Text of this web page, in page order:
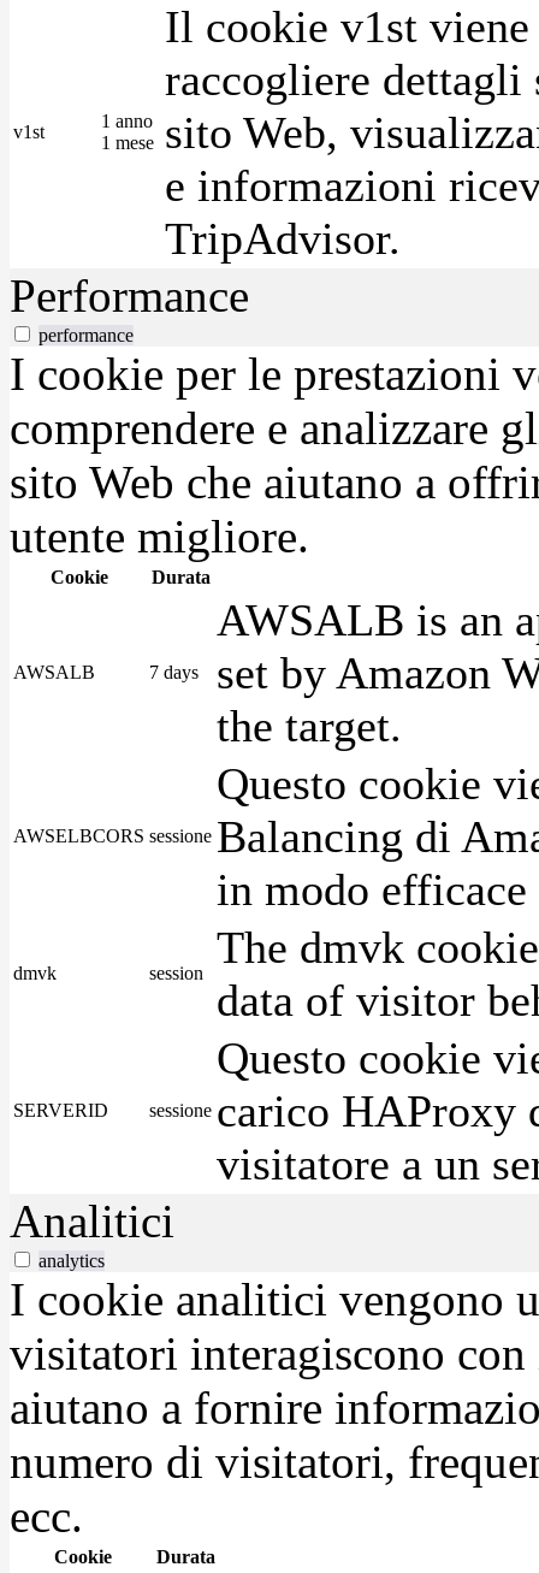
v1st
1 anno
1 mese
Il cookie v1st
raccogliere
sito Web,
e informazioni
TripAdvisor.
Performance
performance
I cookie per le prestazioni
comprendere e analizzare
sito Web che aiutano a
utente migliore.
Cookie Durata
AWSALB 7 days
AWSALB is an
set by Amazon
the target.
AWSELBCORS sessione
Questo cookie
Balancing di
in modo
dmvk session
The dmvk
data of visitor
SERVERID sessione
Questo cookie
carico HAProxy
visitatore a un
Analitici
analytics
I cookie analitici vengono
visitatori interagiscono
aiutano a fornire
numero di visitatori,
ecc.
Cookie Durata